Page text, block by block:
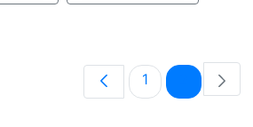
Pagina
1 Pagina